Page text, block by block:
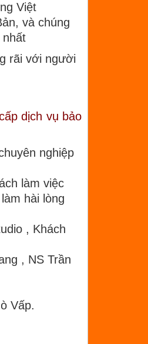
Việt
và chúng
rãi với người
dịch vụ bảo
nghiệp
làm việc
hài lòng
, Khách
, NS Trần
Vấp.